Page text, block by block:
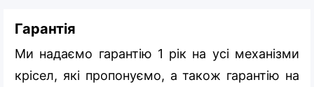
Гарантія
Ми надаємо гарантію 1 рік на усі механізми
крісел, які пропонуємо, а також гарантію на